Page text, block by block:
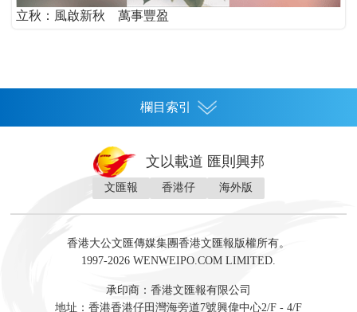
立秋：風啟新秋 萬事豐盈
欄目索引
灣區人
財經 地產 投資 財評 數字經濟
訪談 直播 經湋論
文以載道 匯則興邦
文匯報 香港仔 海外版
香港大公文匯傳媒集團香港文匯報版權所有。
1997-2026 WENWEIPO.COM LIMITED.
承印商：香港文匯報有限公司
地址：香港香港仔田灣海旁道7號興偉中心2/F - 4/F